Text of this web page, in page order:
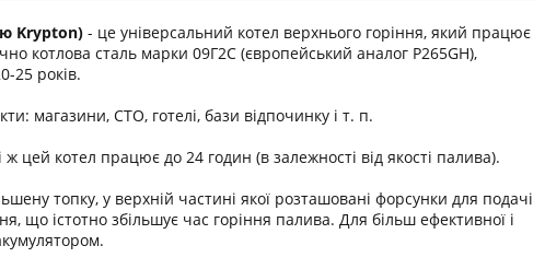
Krypton) - це універсальний котел верхнього горіння, який працює
котлова сталь марки 09Г2С (європейський аналог P265GН),
25 років.
магазини, СТО, готелі, бази відпочинку і т. п.
цей котел працює до 24 годин (в залежності від якості палива).
топку, у верхній частині якої розташовані форсунки для подачі
що істотно збільшує час горіння палива. Для більш ефективної і